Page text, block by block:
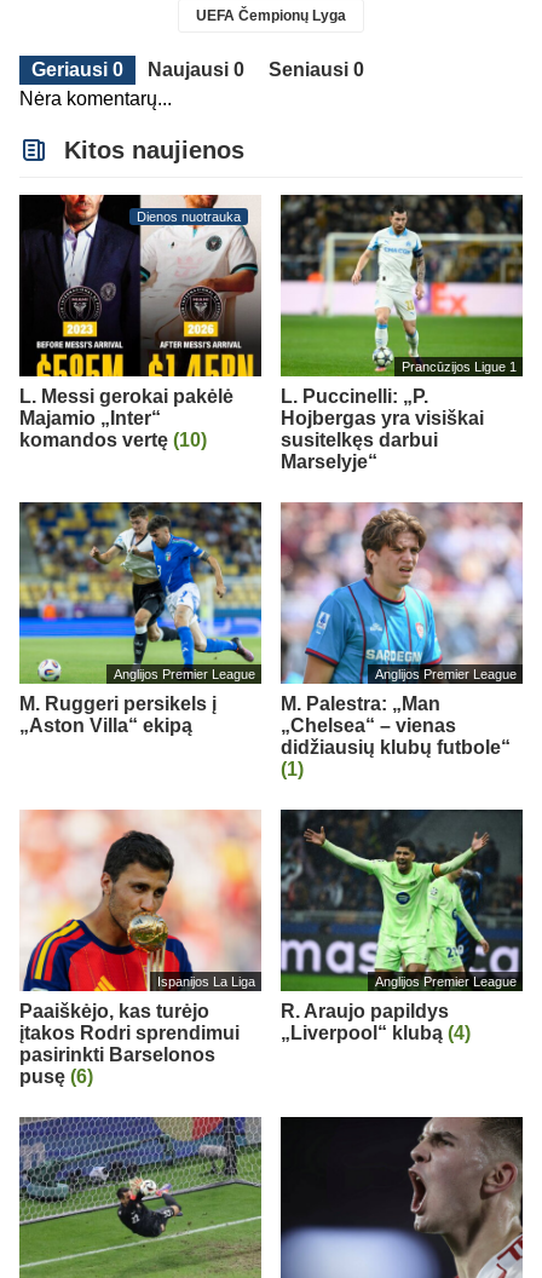
UEFA Čempionų Lyga
Geriausi 0 Naujausi 0
Seniausi 0
Nėra komentarų...
Kitos naujienos
Dienos nuotrauka
L. Messi gerokai pakėlė
Majamio „Inter“
komandos vertę (10)
Prancūzijos Ligue 1
L. Puccinelli: „P.
Hojbergas yra visiškai
susitelkęs darbui
Marselyje“
Anglijos Premier League
M. Ruggeri persikels į
„Aston Villa“ ekipą
Anglijos Premier League
M. Palestra: „Man
„Chelsea“ – vienas
didžiausių klubų futbole“
(1)
Ispanijos La Liga
Paaiškėjo, kas turėjo
įtakos Rodri sprendimui
pasirinkti Barselonos
pusę (6)
Anglijos Premier League
R. Araujo papildys
„Liverpool“ klubą (4)